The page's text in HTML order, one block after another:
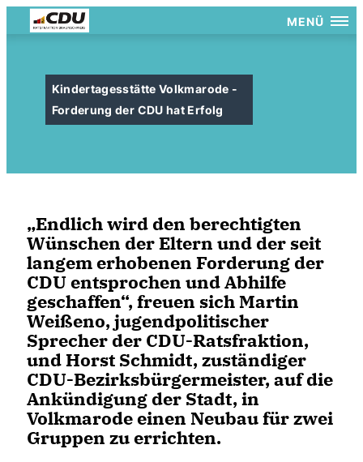
MENÜ
Kindertagesstätte Volkmarode -
Forderung der CDU hat Erfolg
Endlich wird den berechtigten
Wünschen der Eltern und der seit
langem erhobenen Forderung der
CDU entsprochen und Abhilfe
geschaffen“, freuen sich Martin
Weißeno, jugendpolitischer
Sprecher der CDU-Ratsfraktion,
und Horst Schmidt, zuständiger
CDU-Bezirksbürgermeister, auf die
Ankündigung der Stadt, in
Volkmarode einen Neubau für zwei
Gruppen zu errichten.